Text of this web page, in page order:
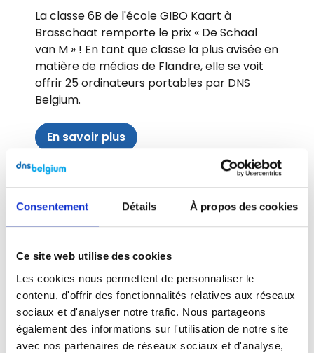
Consentement Détails À propos des cookies
Ce site web utilise des cookies
Les cookies nous permettent de personnaliser le
contenu, d'offrir des fonctionnalités relatives aux réseaux
sociaux et d'analyser notre trafic. Nous partageons
également des informations sur l'utilisation de notre site
avec nos partenaires de réseaux sociaux et d'analyse,
La classe 6B de l'école GIBO Kaart à
Brasschaat remporte le prix « De Schaal
van M » ! En tant que classe la plus avisée en
matière de médias de Flandre, elle se voit
offrir 25 ordinateurs portables par DNS
Belgium.
En savoir plus